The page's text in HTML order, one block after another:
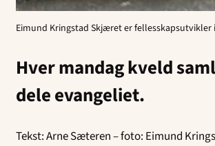
Eimund Kringstad Skjæret er fellesskapsutvikler
Hver mandag kveld
dele evangeliet.
Tekst: Arne Sæteren – foto: Eimund